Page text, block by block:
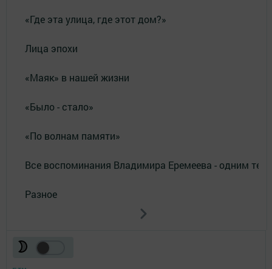
«Где эта улица, где этот дом?»
Лица эпохи
«Маяк» в нашей жизни
«Было - стало»
«По волнам памяти»
Все воспоминания Владимира Еремеева - одним
Разное